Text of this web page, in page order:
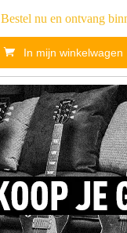
Bestel nu en ontvang
In mijn winkelwagen